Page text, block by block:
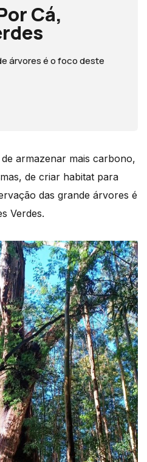
Cá,
árvores é o foco deste
armazenar mais carbono,
de criar habitat para
das grande árvores é
Verdes.